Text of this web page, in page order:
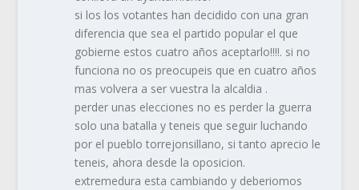
si los los votantes han decidido con una gran
diferencia que sea el partido popular el que
gobierne estos cuatro años aceptarlo!!!!. si no
funciona no os preocupeis que en cuatro años
mas volvera a ser vuestra la alcaldia .
perder unas elecciones no es perder la guerra
solo una batalla y teneis que seguir luchando
por el pueblo torrejonsillano, si tanto aprecio le
teneis, ahora desde la oposicion.
extremedura esta cambiando y deberiomos